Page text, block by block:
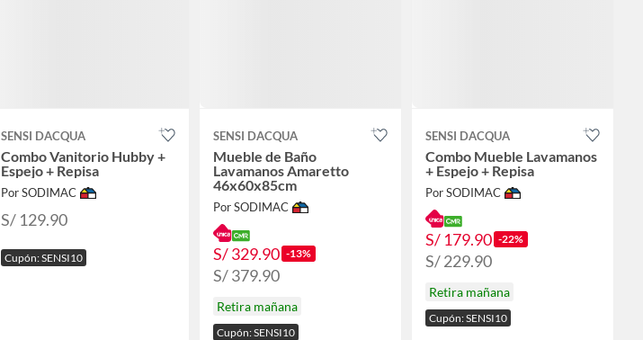
SENSI DACQUA
Combo Vanitorio Hubby +
Espejo + Repisa
Por SODIMAC
S/ 129.90
Cupón: SENSI10
SENSI DACQUA
Mueble de Baño
Lavamanos Amaretto
46x60x85cm
Por SODIMAC
S/ 329.90 -13%
S/ 379.90
Retira mañana
Cupón: SENSI10
SENSI DACQUA
Combo Mueble Lavamanos
+ Espejo + Repisa
Por SODIMAC
S/ 179.90 -22%
S/ 229.90
Retira mañana
Cupón: SENSI10